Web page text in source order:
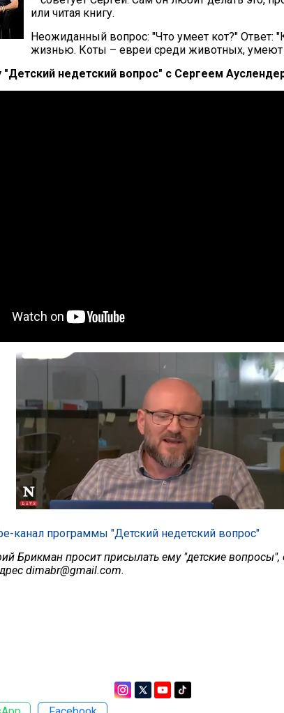
или читая книгу.
Неожиданный вопрос: "Что умеет кот?" Ответ:
жизнью. Коты – евреи среди животных, умеют
недетский вопрос" с Сергеем
канал программы "Детский недетский вопрос"
Брикман просит присылать ему "детские вопросы",
dimabr@gmail.com.